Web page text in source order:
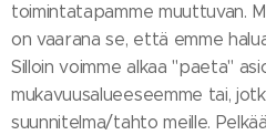
toimintatapamme muuttuvan.
on vaarana se, että emme
Silloin voimme alkaa "paeta"
mukavuusalueeseemme tai,
suunnitelma/tahto meille.